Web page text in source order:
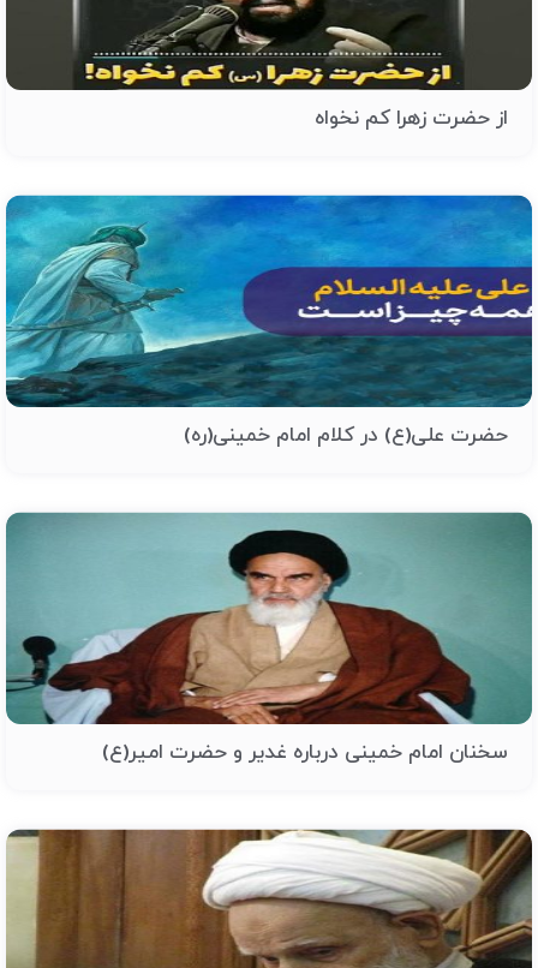
از حضرت زهرا کم نخواه
حضرت علی(ع) در کلام امام خمینی(ره)
سخنان امام خمینی درباره غدیر و حضرت امیر(ع)